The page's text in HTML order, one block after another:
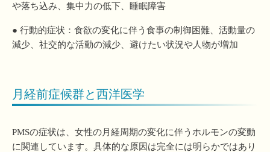
や落ち込み、集中力の低下、睡眠障害
● 行動的症状：食欲の変化に伴う食事の制御困難、活動量の
減少、社交的な活動の減少、避けたい状況や人物が増加
月経前症候群と西洋医学
PMSの症状は、女性の月経周期の変化に伴うホルモンの変動
に関連しています。具体的な原因は完全には明らかではあり